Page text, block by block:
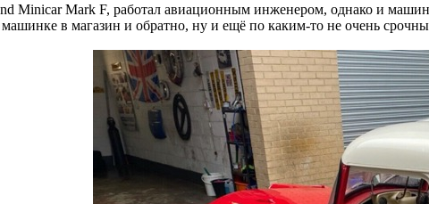
Minicar Mark F, работал авиационным инженером, однако и
в магазин и обратно, ну и ещё по каким-то не очень